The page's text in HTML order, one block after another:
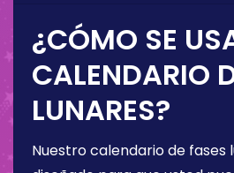
¿CÓMO SE
CALENDARIO
LUNARES?
Nuestro calendario de fases